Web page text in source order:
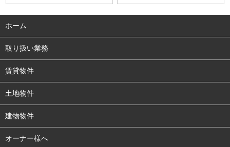
ホーム
取り扱い業務
賃貸物件
土地物件
建物物件
オーナー様へ